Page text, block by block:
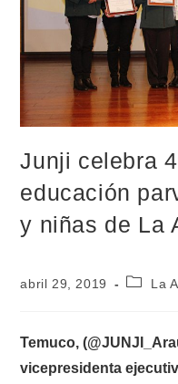
Junji celebra
educación
y niñas de La
abril 29, 2019 La
Temuco,
vicepresidenta